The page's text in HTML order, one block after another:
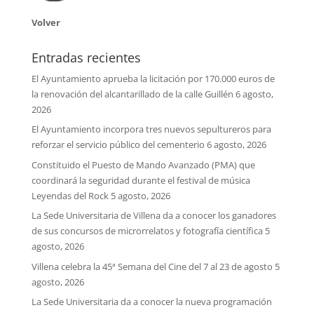
Volver
Entradas recientes
El Ayuntamiento aprueba la licitación por 170.000 euros de
la renovación del alcantarillado de la calle Guillén 6 agosto,
2026
El Ayuntamiento incorpora tres nuevos sepultureros para
reforzar el servicio público del cementerio 6 agosto, 2026
Constituido el Puesto de Mando Avanzado (PMA) que
coordinará la seguridad durante el festival de música
Leyendas del Rock 5 agosto, 2026
La Sede Universitaria de Villena da a conocer los ganadores
de sus concursos de microrrelatos y fotografía científica 5
agosto, 2026
Villena celebra la 45ª Semana del Cine del 7 al 23 de agosto 5
agosto, 2026
La Sede Universitaria da a conocer la nueva programación